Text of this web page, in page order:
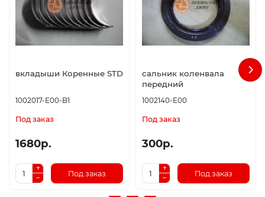
вкладыши Коренные STD
1002017-E00-B1
Под заказ
1680р.
Под заказ
сальник коленвала
передний
1002140-E00
Под заказ
300р.
Под заказ